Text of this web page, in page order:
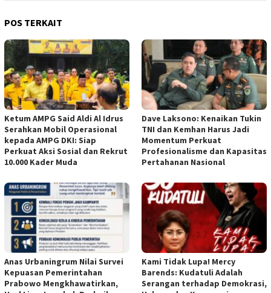
POS TERKAIT
Ketum AMPG Said Aldi Al Idrus
Serahkan Mobil Operasional
kepada AMPG DKI: Siap
Perkuat Aksi Sosial dan Rekrut
10.000 Kader Muda
Dave Laksono: Kenaikan Tukin
TNI dan Kemhan Harus Jadi
Momentum Perkuat
Profesionalisme dan Kapasitas
Pertahanan Nasional
Anas Urbaningrum Nilai Survei
Kepuasan Pemerintahan
Prabowo Mengkhawatirkan,
Kami Tidak Lupa! Mercy
Barends: Kudatuli Adalah
Serangan terhadap Demokrasi,